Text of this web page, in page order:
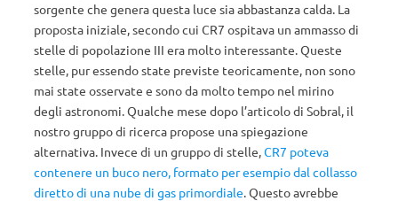
sorgente che genera questa luce sia abbastanza calda. La
proposta iniziale, secondo cui CR7 ospitava un ammasso di
stelle di popolazione III era molto interessante. Queste
stelle, pur essendo state previste teoricamente, non sono
mai state osservate e sono da molto tempo nel mirino
degli astronomi. Qualche mese dopo l’articolo di Sobral, il
nostro gruppo di ricerca propose una spiegazione
alternativa. Invece di un gruppo di stelle,CR7 poteva
contenere un buco nero, formato per esempio dal collasso
diretto di una nube di gas primordiale. Questo avrebbe